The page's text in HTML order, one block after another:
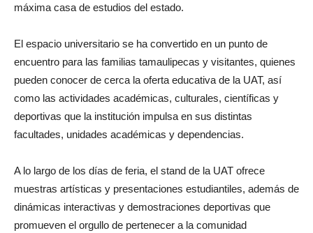
máxima casa de estudios del estado.
El espacio universitario se ha convertido en un punto de
encuentro para las familias tamaulipecas y visitantes, quienes
pueden conocer de cerca la oferta educativa de la UAT, así
como las actividades académicas, culturales, científicas y
deportivas que la institución impulsa en sus distintas
facultades, unidades académicas y dependencias.
A lo largo de los días de feria, el stand de la UAT ofrece
muestras artísticas y presentaciones estudiantiles, además de
dinámicas interactivas y demostraciones deportivas que
promueven el orgullo de pertenecer a la comunidad